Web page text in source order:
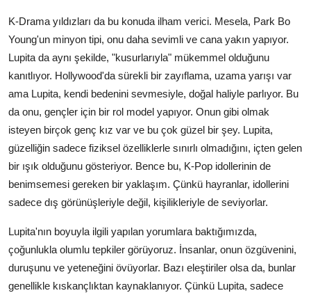
K-Drama yıldızları da bu konuda ilham verici. Mesela, Park Bo
Young'un minyon tipi, onu daha sevimli ve cana yakın yapıyor.
Lupita da aynı şekilde, "kusurlarıyla" mükemmel olduğunu
kanıtlıyor. Hollywood'da sürekli bir zayıflama, uzama yarışı var
ama Lupita, kendi bedenini sevmesiyle, doğal haliyle parlıyor. Bu
da onu, gençler için bir rol model yapıyor. Onun gibi olmak
isteyen birçok genç kız var ve bu çok güzel bir şey. Lupita,
güzelliğin sadece fiziksel özelliklerle sınırlı olmadığını, içten gelen
bir ışık olduğunu gösteriyor. Bence bu, K-Pop idollerinin de
benimsemesi gereken bir yaklaşım. Çünkü hayranlar, idollerini
sadece dış görünüşleriyle değil, kişilikleriyle de seviyorlar.
Lupita'nın boyuyla ilgili yapılan yorumlara baktığımızda,
çoğunlukla olumlu tepkiler görüyoruz. İnsanlar, onun özgüvenini,
duruşunu ve yeteneğini övüyorlar. Bazı eleştiriler olsa da, bunlar
genellikle kıskançlıktan kaynaklanıyor. Çünkü Lupita, sadece